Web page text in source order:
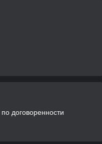
договоренности